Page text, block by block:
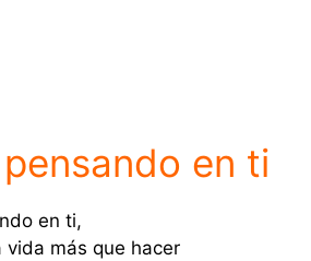
en ti
en ti,
vida más que hacer